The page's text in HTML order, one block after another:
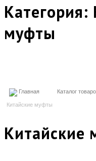
Категория:
муфты
Главная Каталог
Китайские муфты
Китайские